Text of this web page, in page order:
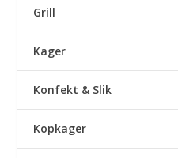
Grill
Kager
Konfekt & Slik
Kopkager